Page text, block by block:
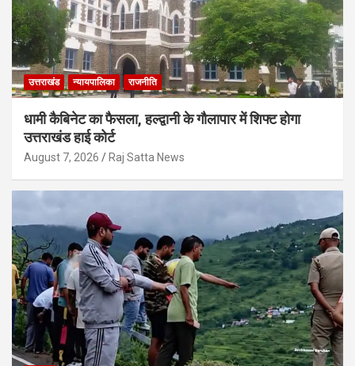
उत्तराखंड न्यायपालिका राजनीति
धामी कैबिनेट का फैसला, हल्द्वानी के गौलापार में शिफ्ट होगा
उत्तराखंड हाई कोर्ट
August 7, 2026 Raj Satta News